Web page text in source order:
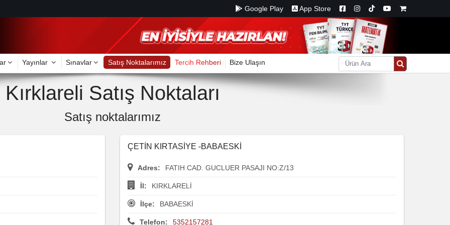
Google Play App Store
Yayınlar Sınavlar Satış Noktalarımız Tercih Rehberi Bize Ulaşın
Kırklareli Satış Noktaları
Satış noktalarımız
ÇETİN KIRTASİYE -BABAESKİ
Adres: FATIH CAD. GUCLUER PASAJI NO:Z/13
İl: KIRKLARELİ
İlçe: BABAESKİ
Telefon: 5352157281